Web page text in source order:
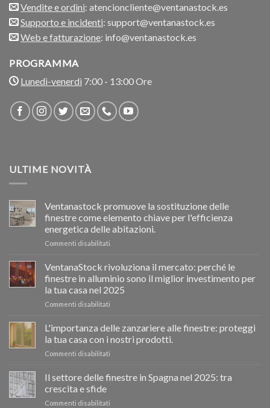
Vendite e ordini: atencioncliente@ventanastock.es
Supporto e incidenti: support@ventanastock.es
Web e fatturazione: info@ventanastock.es
PROGRAMMA
Lunedì-venerdì 7:00 - 13:00 Ore
ULTIME NOVITÀ
Ventanastock promuove la sostituzione delle
finestre come elemento chiave per l'efficienza
energetica delle abitazioni.
Commenti disabilitati
impulsa
cambio
de
clave
la
en
VentanaStock rivoluziona il mercato: perché le
finestre in alluminio sono il miglior investimento per
la tua casa nel 2025
Commenti disabilitati
VentanaStock
el
qué
L'importanza delle zanzariere alle finestre: proteggi
la tua casa con i nostri prodotti.
Commenti disabilitati
importancia
Il settore delle finestre in Spagna nel 2025: tra
crescita e sfide
Commenti disabilitati